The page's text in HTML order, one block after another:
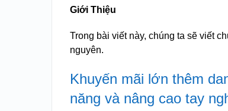
Giới Thiệu
Trong bài viết này, chúng ta sẽ viết
nguyên.
Khuyến mãi lớn thêm
năng và nâng cao tay